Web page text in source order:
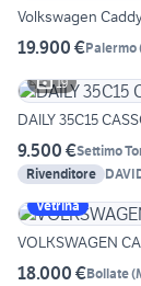
Volkswagen
19.900 €Palermo
19
DAILY 35C15
9.500 €Settimo
Rivenditore
Vetrina
VOLKSWAGEN
18.000 €Bollate(